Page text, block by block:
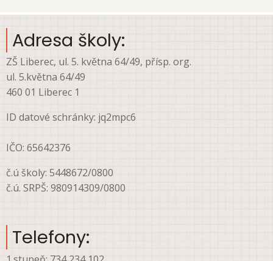
menu
Adresa školy:
ZŠ Liberec, ul. 5. května 64/49, přísp. org.
ul. 5.května 64/49
460 01 Liberec 1
ID datové schránky: jq2mpc6
IČO: 65642376
č.ú školy: 5448672/0800
č.ú. SRPŠ: 980914309/0800
Telefony: